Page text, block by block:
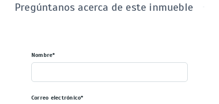
Pregúntanos acerca de este inmueble
Nombre*
Correo electrónico*